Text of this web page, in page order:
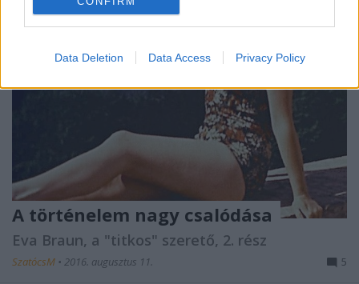
Data Deletion Data Access Privacy Policy
A történelem nagy csalódása
Eva Braun, a "titkos" szerető, 2. rész
SzatócsM • 2016. augusztus 11. 5